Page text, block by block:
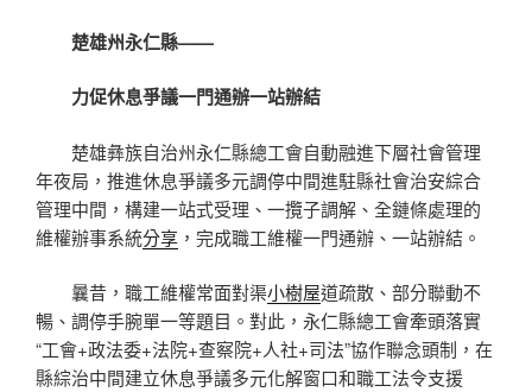
楚雄州永仁縣——
力促休息爭議一門通辦一站辦結
楚雄彝族自治州永仁縣總工會自動融進下層社會管理
年夜局，推進休息爭議多元調停中間進駐縣社會治安綜合
管理中間，構建一站式受理、一攬子調解、全鏈條處理的
維權辦事系統分享 ，完成職工維權一門通辦、一站辦結。
曩昔，職工維權常面對渠小樹屋道疏散、部分聯動不
暢、調停手腕單一等題目。對此，永仁縣總工會牽頭落實
“工會+政法委+法院+查察院+人社+司法”協作聯念頭制，在
縣綜治中間建立休息爭議多元化解窗口和職工法令支援